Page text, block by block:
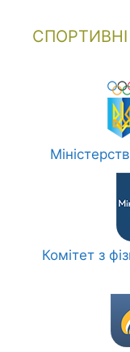
Комітет з